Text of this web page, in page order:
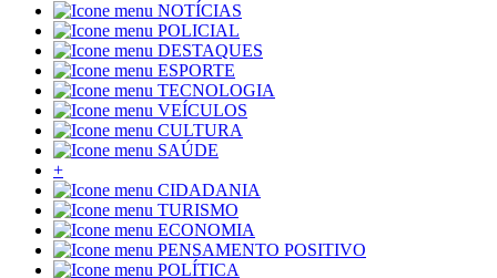
NOTÍCIAS
POLICIAL
DESTAQUES
ESPORTE
TECNOLOGIA
VEÍCULOS
CULTURA
SAÚDE
+
CIDADANIA
TURISMO
ECONOMIA
PENSAMENTO POSITIVO
POLÍTICA